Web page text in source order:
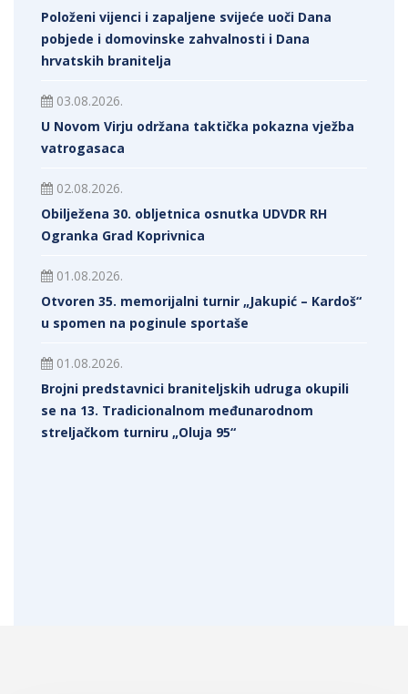
Položeni vijenci i zapaljene svijeće uoči Dana
pobjede i domovinske zahvalnosti i Dana
hrvatskih branitelja
03.08.2026.
U Novom Virju održana taktička pokazna vježba
vatrogasaca
02.08.2026.
Obilježena 30. obljetnica osnutka UDVDR RH
Ogranka Grad Koprivnica
01.08.2026.
Otvoren 35. memorijalni turnir „Jakupić – Kardoš“
u spomen na poginule sportaše
01.08.2026.
Brojni predstavnici braniteljskih udruga okupili
se na 13. Tradicionalnom međunarodnom
streljačkom turniru „Oluja 95“